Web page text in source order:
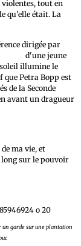
tout en
qu'elle était. La
dirigée par
d'une jeune
illumine le
que Petra Bopp est
de la Seconde
avant un dragueur
ma vie, et
long sur le pouvoir
un garde sur une plantation